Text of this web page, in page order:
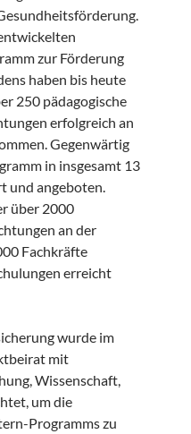
zur Förderung
haben bis heute
250 pädagogische
erfolgreich an
Gegenwärtig
in insgesamt 13
und angeboten.
über 2000
an der
Fachkräfte
erreicht
wurde im
mit
Wissenschaft,
um die
Programms zu